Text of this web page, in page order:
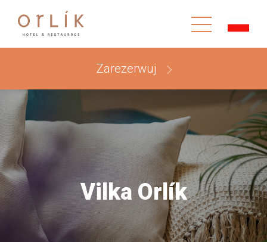
Zarezerwuj
Vilka Orlík